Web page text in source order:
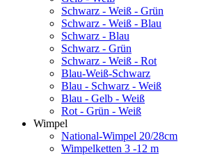
Schwarz - Weiß - Grün
Schwarz - Weiß - Blau
Schwarz - Blau
Schwarz - Grün
Schwarz - Weiß - Rot
Blau-Weiß-Schwarz
Blau - Schwarz - Weiß
Blau - Gelb - Weiß
Rot - Grün - Weiß
Wimpel
National-Wimpel 20/28cm
Wimpelketten 3 -12 m